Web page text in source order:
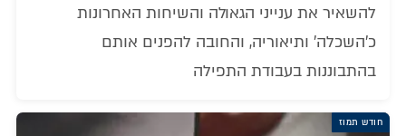
להשאיר את ענייני הגאולה והשיחות האחרונות
כ'השכלה' ותיאוריה, והחובה להפנים אותם
בהתבוננות בעבודת התפילה
חודש תמוז